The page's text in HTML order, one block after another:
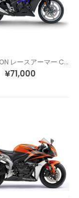
CRAZY IRON レースアーマー CBR250R (11-13)
¥71,000